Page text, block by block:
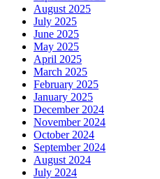
August 2025
July 2025
June 2025
May 2025
April 2025
March 2025
February 2025
January 2025
December 2024
November 2024
October 2024
September 2024
August 2024
July 2024